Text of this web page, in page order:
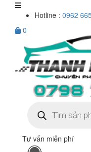
Hotline : 0962
0
kiếm
sản
Tư vấn miễn phí